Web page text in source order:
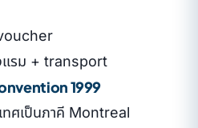
รม + transport
1999
ทศเป็นภาคี Montreal